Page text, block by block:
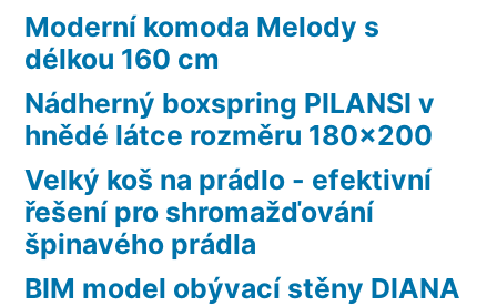
Moderní komoda Melody s
délkou 160 cm
Nádherný boxspring PILANSI v
hnědé látce rozměru 180×200
Velký koš na prádlo - efektivní
řešení pro shromažďování
špinavého prádla
BIM model obývací stěny DIANA